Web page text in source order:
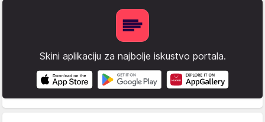
Skini aplikaciju za najbolje iskustvo portala.